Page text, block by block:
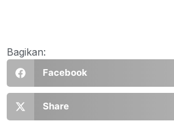
Bagikan:
Facebook
Share